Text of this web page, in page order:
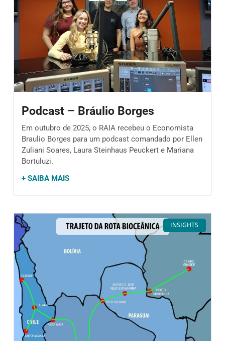
Podcast – Bráulio Borges
Em outubro de 2025, o RAIA recebeu o Economista
Braulio Borges para um podcast comandado por Ellen
Zuliani Soares, Laura Steinhaus Peuckert e Mariana
Bortuluzi.
+ SAIBA MAIS
INSIGHTS